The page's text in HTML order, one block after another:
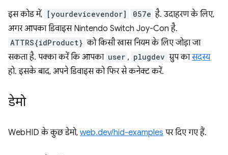
इस कोड में, [yourdevicevendor] 057e है. उदाहरण के लिए,
अगर आपका डिवाइस Nintendo Switch Joy-Con है.
ATTRS{idProduct} को किसी खास नियम के लिए जोड़ा जा
सकता है. पक्का करें कि आपका user , plugdev ग्रुप कासदस्य
हो. इसके बाद, अपने डिवाइस को फिर से कनेक्ट करें.
डेमो
WebHID के कुछ डेमो, web.dev/hid-examples पर दिए गए हैं.